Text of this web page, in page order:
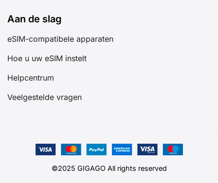
Aan de slag
eSIM-compatibele apparaten
Hoe u uw eSIM instelt
Helpcentrum
Veelgestelde vragen
©2025 GIGAGO All rights reserved